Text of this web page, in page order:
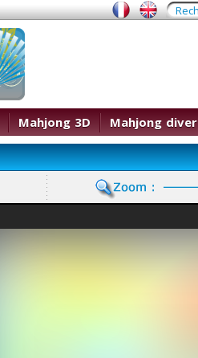
Mahjong 3D Mahjong